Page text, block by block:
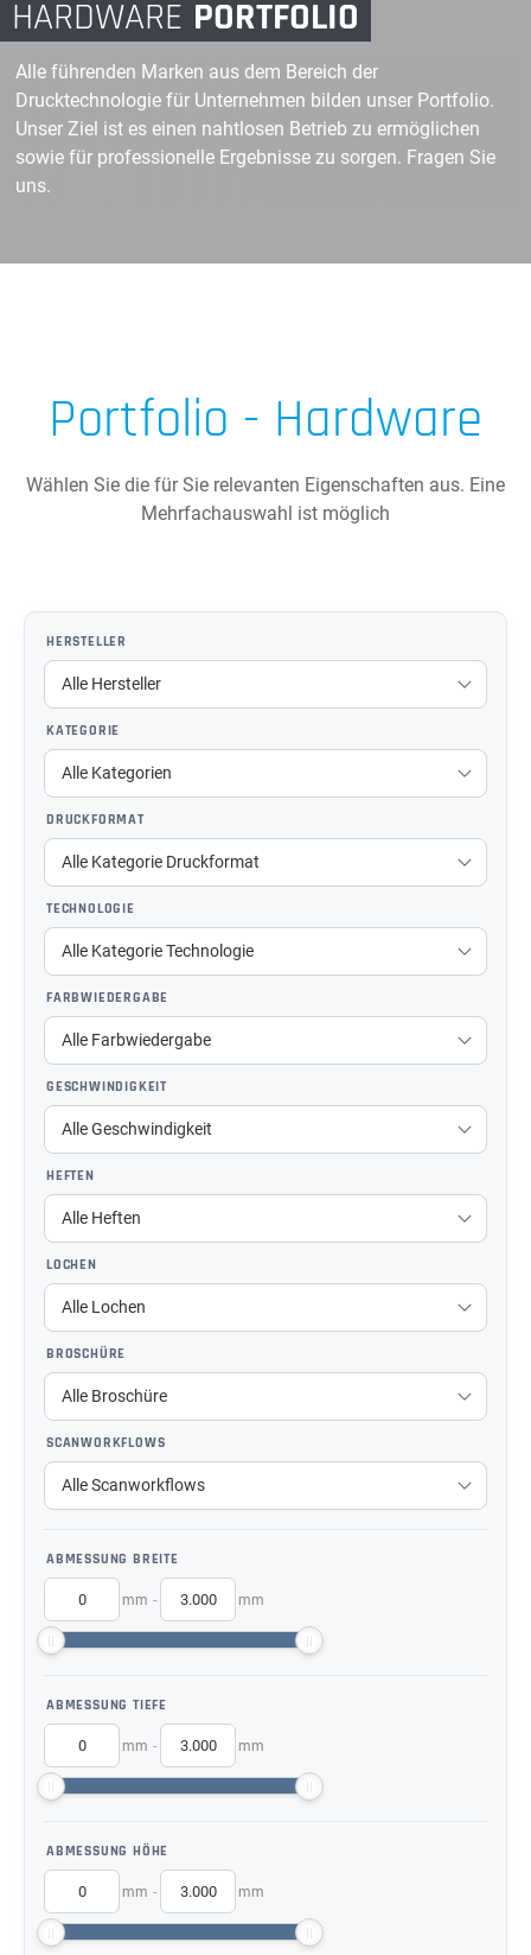
HARDWARE PORTFOLIO
Alle führenden Marken aus dem Bereich der
Drucktechnologie für Unternehmen bilden unser Portfolio.
Unser Ziel ist es einen nahtlosen Betrieb zu ermöglichen
sowie für professionelle Ergebnisse zu sorgen. Fragen Sie
uns.
Portfolio - Hardware
Wählen Sie die für Sie relevanten Eigenschaften aus. Eine
Mehrfachauswahl ist möglich
HERSTELLER
KATEGORIE
DRUCKFORMAT
TECHNOLOGIE
FARBWIEDERGABE
GESCHWINDIGKEIT
HEFTEN
LOCHEN
BROSCHÜRE
SCANWORKFLOWS
ABMESSUNG BREITE
mm - mm
ABMESSUNG TIEFE
mm - mm
ABMESSUNG HÖHE
mm - mm